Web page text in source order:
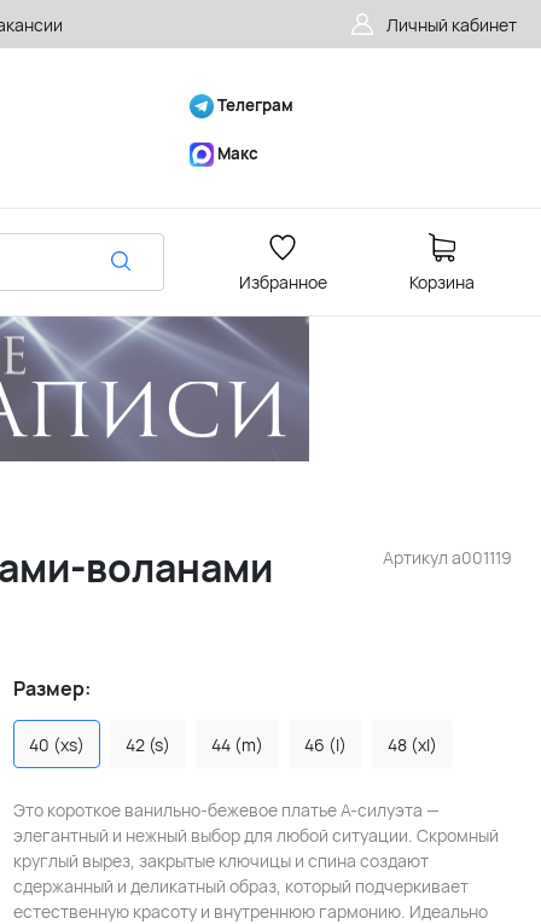
Личный кабинет
Телеграм
Макс
Избранное Корзина
Артикул a001119
воланами
Размер:
40 (xs) 42 (s) 44 (m) 46 (l) 48 (xl)
Это короткое ванильно-бежевое платье А-силуэта —
элегантный и нежный выбор для любой ситуации. Скромный
круглый вырез, закрытые ключицы и спина создают
сдержанный и деликатный образ, который подчеркивает
естественную красоту и внутреннюю гармонию. Идеально